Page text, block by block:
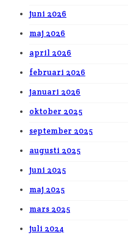
juni 2026
maj 2026
april 2026
februari 2026
januari 2026
oktober 2025
september 2025
augusti 2025
juni 2025
maj 2025
mars 2025
juli 2024